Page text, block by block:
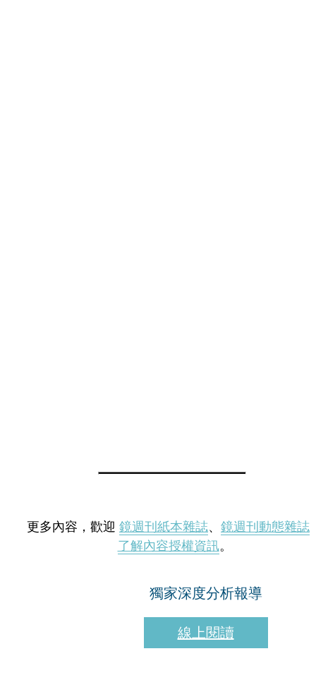
更多內容，歡迎 鏡週刊紙本雜誌、 鏡週刊動態雜誌
了解內容授權資訊。
獨家深度分析報導
線上閱讀